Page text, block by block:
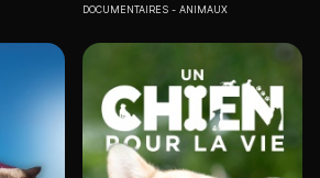
DOCUMENTAIRES ANIMAUX